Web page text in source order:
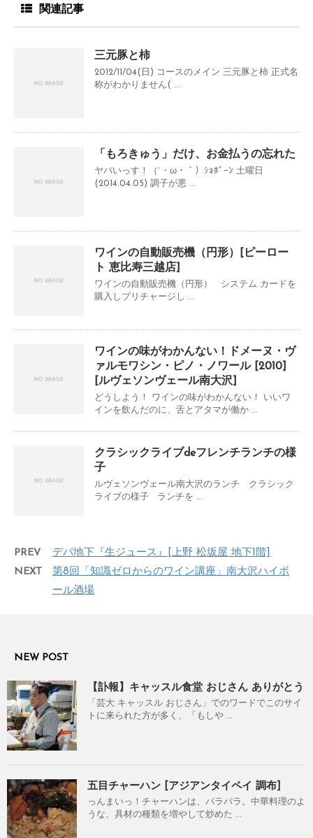
関連記事
三元豚と柿
2012/11/04(日) コースのメイン 三元豚と柿 正式名
称がわかりません( ...
「もろきゅう」だけ、お金払うの忘れた
ヤバいっす！（´・ω・｀）ｼｮﾎﾞｰﾝ 土曜日
(2014.04.05) 調子が悪 ...
ワインの自動販売機（円形）[ピーロー
ト 恵比寿三越店]
ワインの自動販売機（円形） システム カードを
購入しプリチャージし ...
ワインの味がわかんない！ドメーヌ・ヴ
ァルモワシン・ピノ・ノワール [2010]
[ルヴェソンヴェール南大沢]
どうしよう！ ワインの味がわかんない！ いいワ
インを飲んだのに、舌とアタマが働か ...
クラシックライブdeフレンチランチの様
子
ルヴェソンヴェール南大沢のランチ クラシック
ライブの様子 ランチを ...
PREV
デパ地下『生ジュース』[上野 松坂屋 地下1階]
NEXT
第8回「知識ゼロからのワイン講座」南大沢ハイボ
ール酒場
NEW POST
【訃報】キャッスル食堂 おじさん ありがとう
「芸大 キャッスル おじさん」でのワードでこのサイ
トに来られた方が多く、「もしや ...
五目チャーハン [アジアンタイペイ 調布]
っんまいっ！チャーハンは、パラパラ。中華料理のよ
うな、具材の種類を増やして炒めた ...